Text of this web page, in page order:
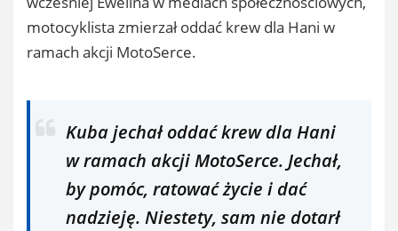
motocyklista zmierzał oddać krew dla Hani w
ramach akcji MotoSerce.
Kuba jechał oddać krew dla Hani
w ramach akcji MotoSerce. Jechał,
by pomóc, ratować życie i dać
nadzieję. Niestety, sam nie dotarł